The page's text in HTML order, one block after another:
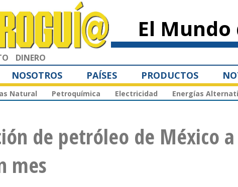
principal
El
DINERO
NOSOTROS PAÍSES PRODUCTOS
Natural Petroquímica Electricidad Energías
de petróleo de México a
mes